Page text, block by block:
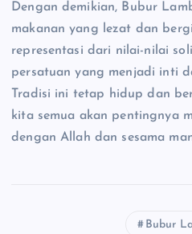
Dengan demikian, Bubur
makanan yang lezat dan
representasi dari nilai-nilai
persatuan yang menjadi inti
Tradisi ini tetap hidup dan
kita semua akan pentingnya
dengan Allah dan sesama
Bubur